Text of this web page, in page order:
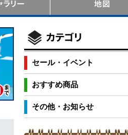
セール・イベント
おすすめ商品
その他・お知らせ